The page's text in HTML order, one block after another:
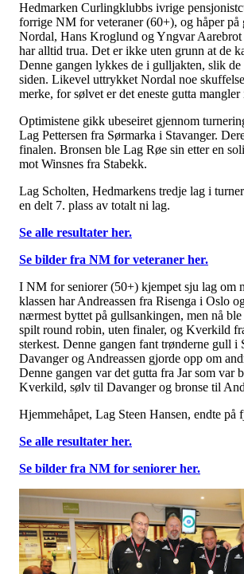
Hedmarken Curlingklubbs ivrige
forrige NM for veteraner (60+), og håper på
Nordal, Hans Kroglund og Yngvar Aarebrot
har alltid trua. Det er ikke uten grunn at de
Denne gangen lykkes de i gulljakten, slik
siden. Likevel uttrykket Nordal noe
merke, for sølvet er det eneste gutta mangler
Optimistene gikk ubeseiret gjennom
Lag Pettersen fra Sørmarka i Stavanger.
finalen. Bronsen ble Lag Røe sin etter en
mot Winsnes fra Stabekk.
Lag Scholten, Hedmarkens tredje lag i
en delt 7. plass av totalt ni lag.
Se alle resultater her.
Se bilder fra NM for veteraner her.
I NM for seniorer (50+) kjempet sju lag om
klassen har Andreassen fra Risenga i Oslo
nærmest byttet på gullsankingen, men nå
spilt round robin, uten finaler, og Kverkild
sterkest. Denne gangen fant trønderne gull i
Davanger og Andreassen gjorde opp om
Denne gangen var det gutta fra Jar som var
Kverkild, sølv til Davanger og bronse til
Hjemmehåpet, Lag Steen Hansen, endte på
Se alle resultater her.
Se bilder fra NM for seniorer her.